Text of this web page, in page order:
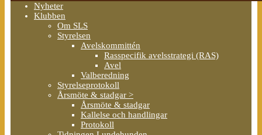
Nyheter
Klubben
Om SLS
Styrelsen
Avelskommittén
Rasspecifik avelsstrategi (RAS)
Avel
Valberedning
Styrelseprotokoll
Årsmöte & stadgar >
Årsmöte & stadgar
Kallelse och handlingar
Protokoll